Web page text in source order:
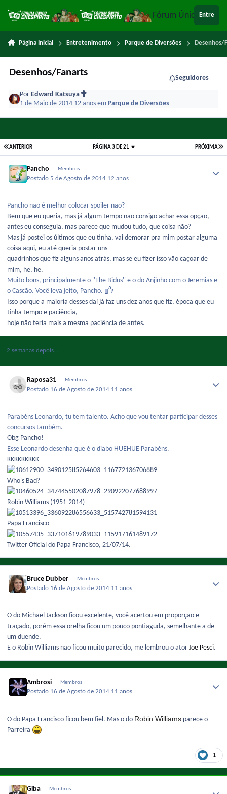
Fórum ÚnicoEntre
Página Inicial Entretenimento Parque de Diversões Desenhos/
Desenhos/Fanarts
Seguidores
Por Edward Katsuya
1 de Maio de 2014 12 anosem Parque de Diversões
ANTERIOR PRÓXIMA
PÁGINA 3 DE 21
Pancho Membros
Postado 5 de Agosto de 2014 12 anos
Pancho não é melhor colocar spoiler não?
Bem que eu queria, mas já algum tempo não consigo achar essa opção,
antes eu conseguia, mas parece que mudou tudo, que coisa não?
Mas já postei os últimos que eu tinha, vai demorar pra mim postar alguma
coisa aqui, eu até queria postar uns
quadrinhos que fiz alguns anos atrás, mas se eu fizer isso vão caçoar de
mim, he, he.
Muito bons, principalmente o ''The Bidus'' e o do Anjinho com o Jeremias e
o Cascão. Você leva jeito, Pancho.
Isso porque a maioria desses daí já faz uns dez anos que fiz, época que eu
tinha tempo e paciência,
hoje não teria mais a mesma paciência de antes.
2 semanas depois...
Raposa31 Membros
Postado 16 de Agosto de 2014 11 anos
Parabéns Leonardo, tu tem talento. Acho que vou tentar participar desses
concursos também.
Obg Pancho!
Esse Leonardo desenha que é o diabo HUEHUE Parabéns.
KKKKKKKKK
Who's Bad?
Robin Williams (1951-2014)
Papa Francisco
Twitter Oficial do Papa Francisco, 21/07/14.
Bruce Dubber Membros
Postado 16 de Agosto de 2014 11 anos
O do Michael Jackson ficou excelente, você acertou em proporção e
traçado, porém essa orelha ficou um pouco pontiaguda, semelhante a de
um duende.
E o Robin Williams não ficou muito parecido, me lembrou o ator Joe Pesci.
Ambrosi Membros
Postado 16 de Agosto de 2014 11 anos
O do Papa Francisco ficou bem fiel. Mas o do Robin Williams parece o
Parreira
1
Giba Membros